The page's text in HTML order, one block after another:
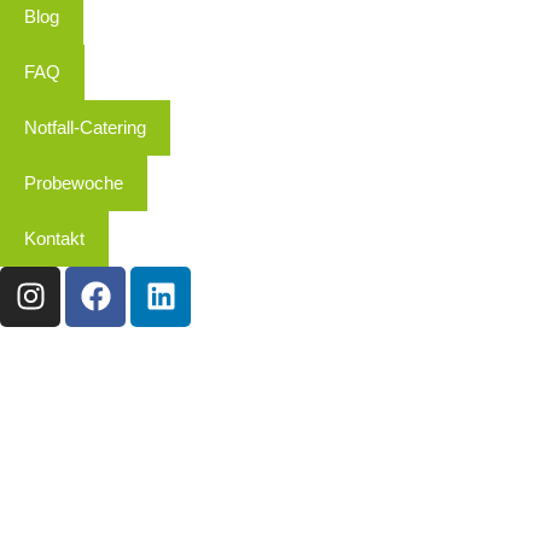
Blog
FAQ
Notfall-Catering
Probewoche
Kontakt